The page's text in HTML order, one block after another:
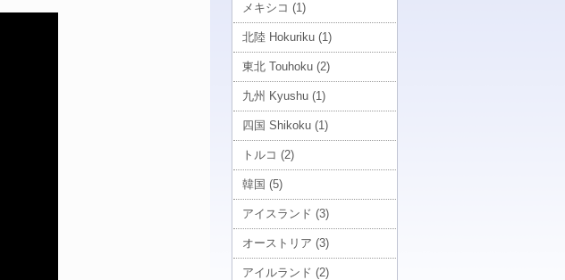
メキシコ (1)
北陸 Hokuriku (1)
東北 Touhoku (2)
九州 Kyushu (1)
四国 Shikoku (1)
トルコ (2)
韓国 (5)
アイスランド (3)
オーストリア (3)
アイルランド (2)